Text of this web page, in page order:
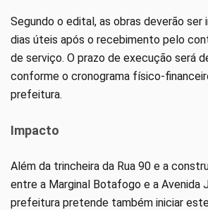
Segundo o edital, as obras deverão ser
dias úteis após o recebimento pelo
de serviço. O prazo de execução será
conforme o cronograma físico-
prefeitura.
Impacto
Além da trincheira da Rua 90 e a
entre a Marginal Botafogo e a Avenida
prefeitura pretende também iniciar